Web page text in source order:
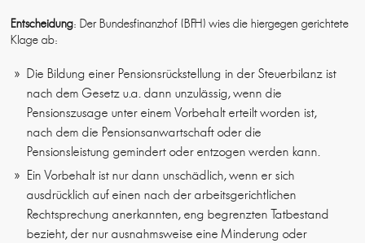
Entscheidung: Der Bundesfinanzhof (BFH) wies die hiergegen gerichtete
Klage ab:
Die Bildung einer Pensionsrückstellung in der Steuerbilanz ist
nach dem Gesetz u.a. dann unzulässig, wenn die
Pensionszusage unter einem Vorbehalt erteilt worden ist,
nach dem die Pensionsanwartschaft oder die
Pensionsleistung gemindert oder entzogen werden kann.
Ein Vorbehalt ist nur dann unschädlich, wenn er sich
ausdrücklich auf einen nach der arbeitsgerichtlichen
Rechtsprechung anerkannten, eng begrenzten Tatbestand
bezieht, der nur ausnahmsweise eine Minderung oder